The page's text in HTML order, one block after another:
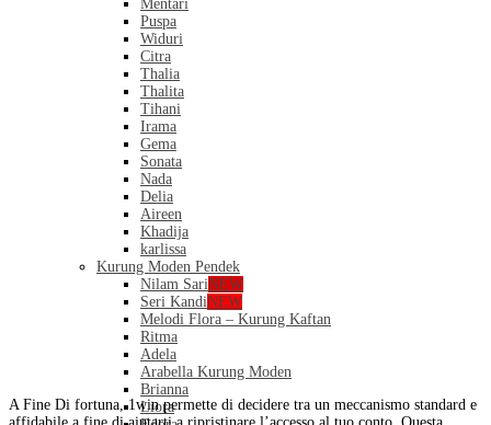
Mentari
Puspa
Widuri
Citra
Thalia
Thalita
Tihani
Irama
Gema
Sonata
Nada
Delia
Aireen
Khadija
karlissa
Kurung Moden Pendek
Nilam SariNEW
Seri KandiNEW
Melodi Flora – Kurung Kaftan
Ritma
Adela
Arabella Kurung Moden
Brianna
Liora
A Fine Di fortuna, 1win permette di decidere tra un meccanismo standard e